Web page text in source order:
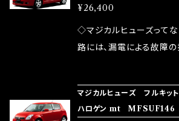
品化を果たしております。
果・接触抵抗低減効果によ
発揮します。 ・アクセルレ
ドリング安定化（静粛性UP
など、これらの効果は、タ
モータースポーツシーンで
ます。 1.溶接回路であるため、配線と比較し抵抗
が大きい。 2.金属部分が
中に漏電してしまう。 3.金
ズが、マジカルヒューズに
ヒューズの効果 マジカル
¥26,400
◇マジカルヒューズって
路には、漏電による故障
路として、各回路への電力
しかし、ヒューズには拭
マジカルヒューズ フルキ
ハロゲン mt MFSUF146